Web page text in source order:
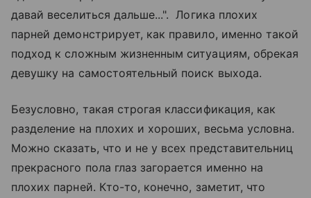
давай веселиться дальше...". Логика плохих
парней демонстрирует, как правило, именно такой
подход к сложным жизненным ситуациям, обрекая
девушку на самостоятельный поиск выхода.
Безусловно, такая строгая классификация, как
разделение на плохих и хороших, весьма условна.
Можно сказать, что и не у всех представительниц
прекрасного пола глаз загорается именно на
плохих парней. Кто-то, конечно, заметит, что